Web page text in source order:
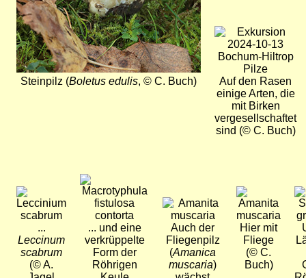
Steinpilz (Boletus edulis, © C. Buch)
Bild
Auf den Rasen
einige Arten, die
mit Birken
vergesellschaftet
sind (© C. Buch)
Bild
...
Leccinum
scabrum
(© A.
Bild
... und eine
verkrüppelte
Form der
Röhrigen
Bild
Auch der
Fliegenpilz
(Amanica
muscaria)
Bild
Hier mit
Fliege
(© C.
Buch)